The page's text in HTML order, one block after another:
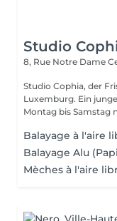
Studio
8, Rue Notre Dame
Studio Cophia, der
Luxemburg. Ein
Montag bis Samstag
Balayage à l'aire
Balayage Alu
Mèches à l'aire